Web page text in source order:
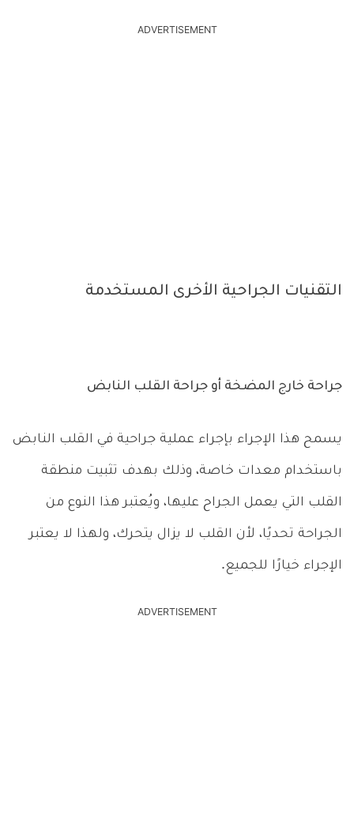
ADVERTISEMENT
التقنيات الجراحية الأخرى المستخدمة
جراحة خارج المضخة أو جراحة القلب النابض
يسمح هذا الإجراء بإجراء عملية جراحية في القلب النابض
باستخدام معدات خاصة، وذلك بهدف تثبيت منطقة
القلب التي يعمل الجراح عليها، ويُعتبر هذا النوع من
الجراحة تحديًا، لأن القلب لا يزال يتحرك، ولهذا لا يعتبر
الإجراء خيارًا للجميع.
ADVERTISEMENT